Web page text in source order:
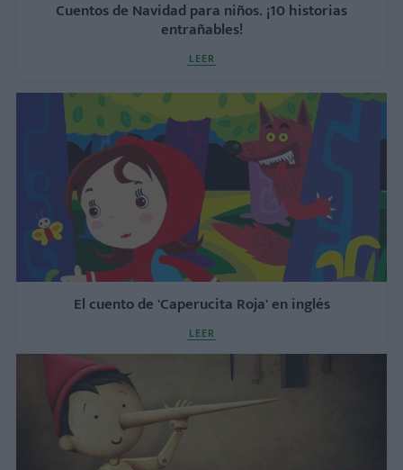
Cuentos de Navidad para niños. ¡10 historias
entrañables!
LEER
El cuento de 'Caperucita Roja' en inglés
LEER